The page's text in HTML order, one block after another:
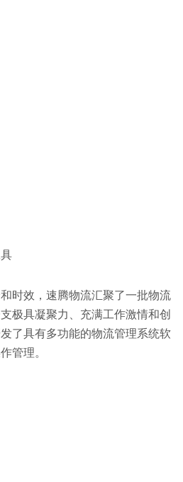
时效，速腾物流汇聚了一批物流
极具凝聚力、充满工作激情和创
了具有多功能的物流管理系统软
管理。